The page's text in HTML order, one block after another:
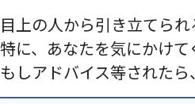
目上の人から引き立てられ
特に、あなたを気にかけて
もしアドバイス等されたら